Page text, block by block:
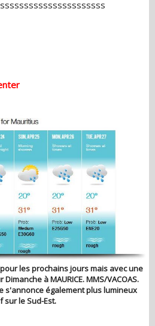
les prochains jours mais avec une
à MAURICE. MMS/VACOAS.
s'annonce également plus lumineux
sur le Sud-Est.